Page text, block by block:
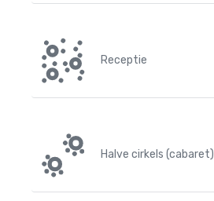
Receptie
Halve cirkels (cabaret)